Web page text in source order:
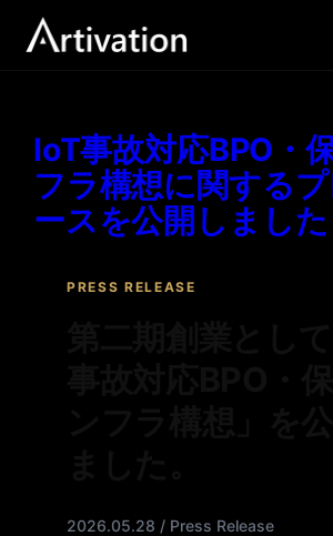
カテゴリー:
IoT事故対応BPO・
フラ構想に関する
ースを公開しました
PRESS RELEASE
2026.05.28 / Press Release